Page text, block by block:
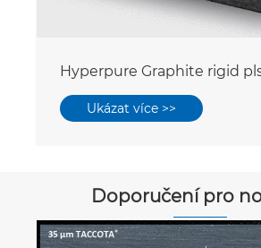
Hyperpure Graphite rigid
Ukázat více >>
Doporučení pro